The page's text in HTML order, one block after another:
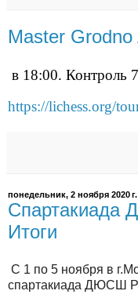
Master
в 18:00. Контроль
https://lichess.org/
понедельник, 2 ноября 2020 г.
Спартакиада
Итоги
С 1 по 5 ноября в
спартакиада ДЮСШ